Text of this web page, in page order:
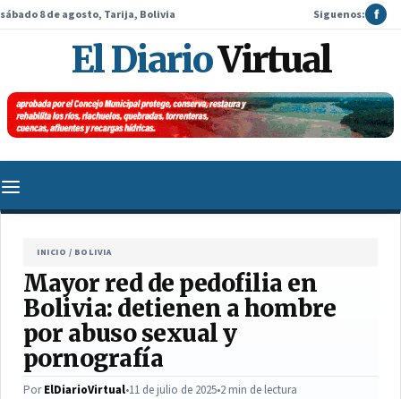
sábado 8 de agosto, Tarija, Bolivia Siguenos: f
El DiarioVirtual
INICIO / BOLIVIA
Mayor red de pedofilia en
Bolivia: detienen a hombre
por abuso sexual y
pornografía
PorElDiarioVirtual•11 de julio de 2025•2 min de lectura